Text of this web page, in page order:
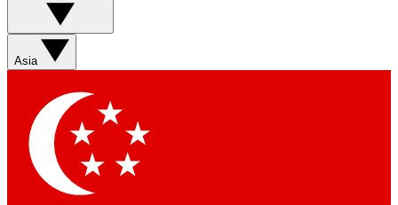
Asia